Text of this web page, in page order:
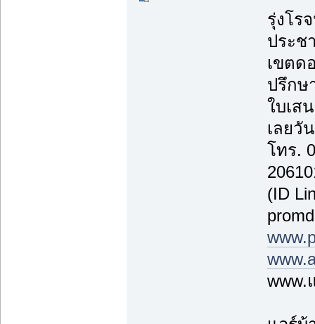
รุ่งโร
ประช
เขตด
ปรึกษ
ใบเส
เลยวั
โทร.
(ID
www.